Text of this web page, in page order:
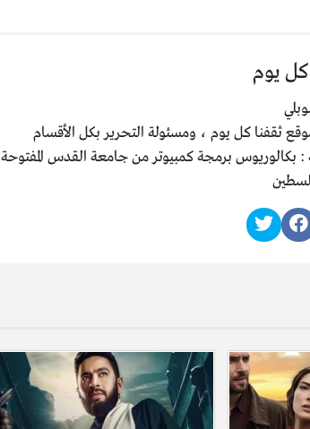
كل يوم
ثقفنا كل يوم ، ومسئولة التحرير بكل الأقسام
: بكالوريوس برمجة كمبيوتر من جامعة القدس المفتوحة